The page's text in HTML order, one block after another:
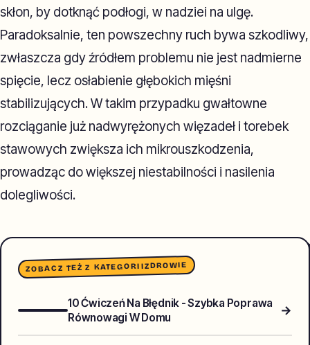
skłon, by dotknąć podłogi, w nadziei na ulgę.
Paradoksalnie, ten powszechny ruch bywa szkodliwy,
zwłaszcza gdy źródłem problemu nie jest nadmierne
spięcie, lecz osłabienie głębokich mięśni
stabilizujących. W takim przypadku gwałtowne
rozciąganie już nadwyrężonych więzadeł i torebek
stawowych zwiększa ich mikrouszkodzenia,
prowadząc do większej niestabilności i nasilenia
dolegliwości.
ZOBACZ TEŻ Z KATEGORIIZDROWIE
10 Ćwiczeń Na Błędnik - Szybka Poprawa
Równowagi W Domu
→